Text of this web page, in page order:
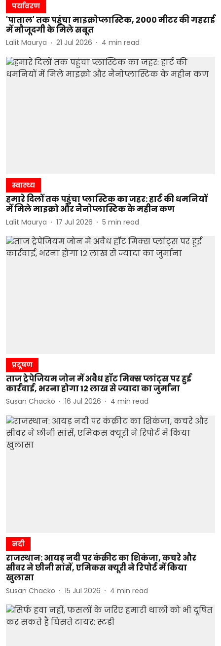
पर्यावरण
'पाताल' तक पहुंचा माइक्रोप्लास्टिक, 2000 मीटर की गहराई
में मौजूदगी के मिले सबूत
Lalit Maurya 21 Jul 2026 4 min read
स्वास्थ्य
हमारे दिलों तक पहुंचा प्लास्टिक का जहर: हार्ट की धमनियों
में मिले माइक्रो और नैनोप्लास्टिक के महीन कण
Lalit Maurya 17 Jul 2026 5 min read
प्रदूषण
ताज ट्रेपेजियम जोन में अवैध हॉट मिक्स प्लांट्स पर हुई
कार्रवाई, भरना होगा 12 लाख से ज्यादा का जुर्माना
Susan Chacko 16 Jul 2026 4 min read
नदी
राजस्थान: आयड़ नदी पर कंक्रीट का शिकंजा, कचरे और
सीवर ने छीनी सांसें, एमिकस क्यूरी ने रिपोर्ट में किया
खुलासा
Susan Chacko 15 Jul 2026 4 min read